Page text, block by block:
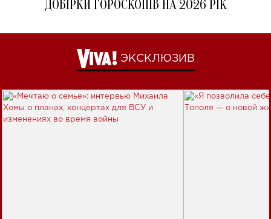
ДОБІРКИ ГОРОСКОПІВ НА 2026 РІК
ЭКСКЛЮЗИВ